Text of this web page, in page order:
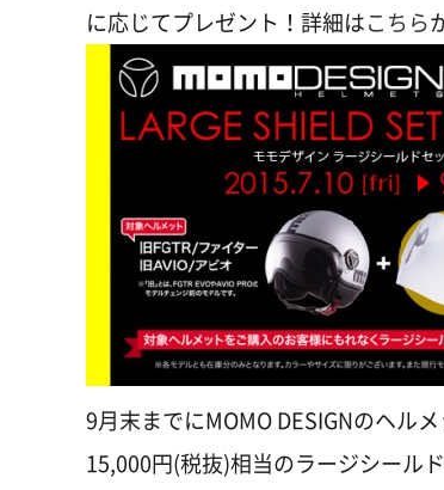
に応じてプレゼント！詳細はこちら
9月末までにMOMO DESIGNのヘル
15,000円(税抜)相当のラージシール